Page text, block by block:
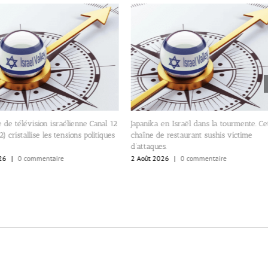
de télévision israélienne Canal 12
cristallise les tensions politiques
| 0 commentaire
Japanika en Israël dans la tourmente.
chaîne de restaurant sushis victime
d’attaques.
2 Août 2026 | 0 commentaire